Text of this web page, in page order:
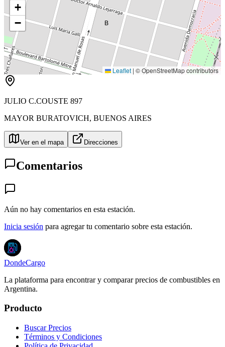
B
+
−
Leaflet | © OpenStreetMap contributors
JULIO C.COUSTE 897
MAYOR BURATOVICH, BUENOS AIRES
Ver en el mapa Direcciones
Comentarios
Aún no hay comentarios en esta estación.
Inicia sesión para agregar tu comentario sobre esta estación.
DondeCargo
La plataforma para encontrar y comparar precios de combustibles en
Argentina.
Producto
Buscar Precios
Términos y Condiciones